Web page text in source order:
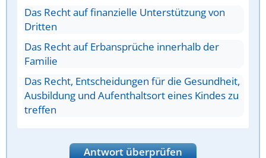
Das Recht auf finanzielle Unterstützung von
Dritten
Das Recht auf Erbansprüche innerhalb der
Familie
Das Recht, Entscheidungen für die Gesundheit,
Ausbildung und Aufenthaltsort eines Kindes zu
treffen
Antwort überprüfen